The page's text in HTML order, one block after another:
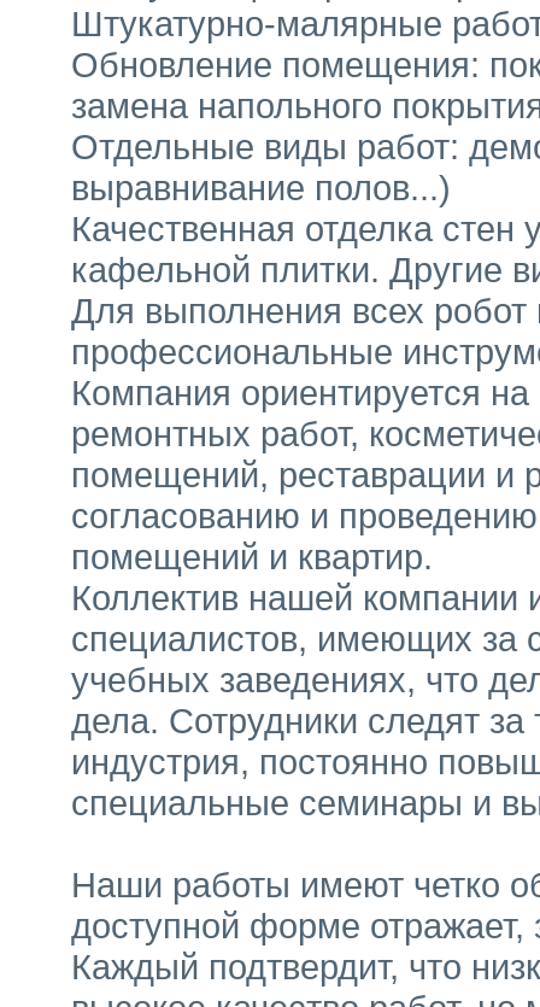
Штукатурно-малярные
Обновление помещения:
замена напольного
Отдельные виды работ:
выравнивание полов...)
Качественная отделка стен
кафельной плитки. Другие
Для выполнения всех
профессиональные
Компания ориентируется
ремонтных работ,
помещений, реставрации и
согласованию и
помещений и квартир.
Коллектив нашей компании
специалистов, имеющих за
учебных заведениях, что
дела. Сотрудники следят за
индустрия, постоянно
специальные семинары и
Наши работы имеют четко
доступной форме отражает,
Каждый подтвердит, что